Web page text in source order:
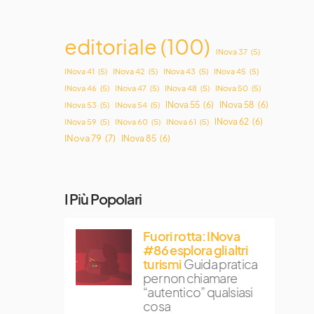
editoriale(100) INova 37 (5)
INova 41 (5) INova 42 (5) INova 43 (5) INova 45 (5)
INova 46 (5) INova 47 (5) INova 48 (5) INova 50 (5)
INova 53 (5) INova 54 (5) INova 55 (6) INova 58 (6)
INova 59 (5) INova 60 (5) INova 61 (5) INova 62 (6)
INova 79 (7) INova 85 (6)
I Più Popolari
Fuori rotta: INova
#86 esplora gli altri
turismi Guida pratica
per non chiamare
“autentico” qualsiasi
cosa